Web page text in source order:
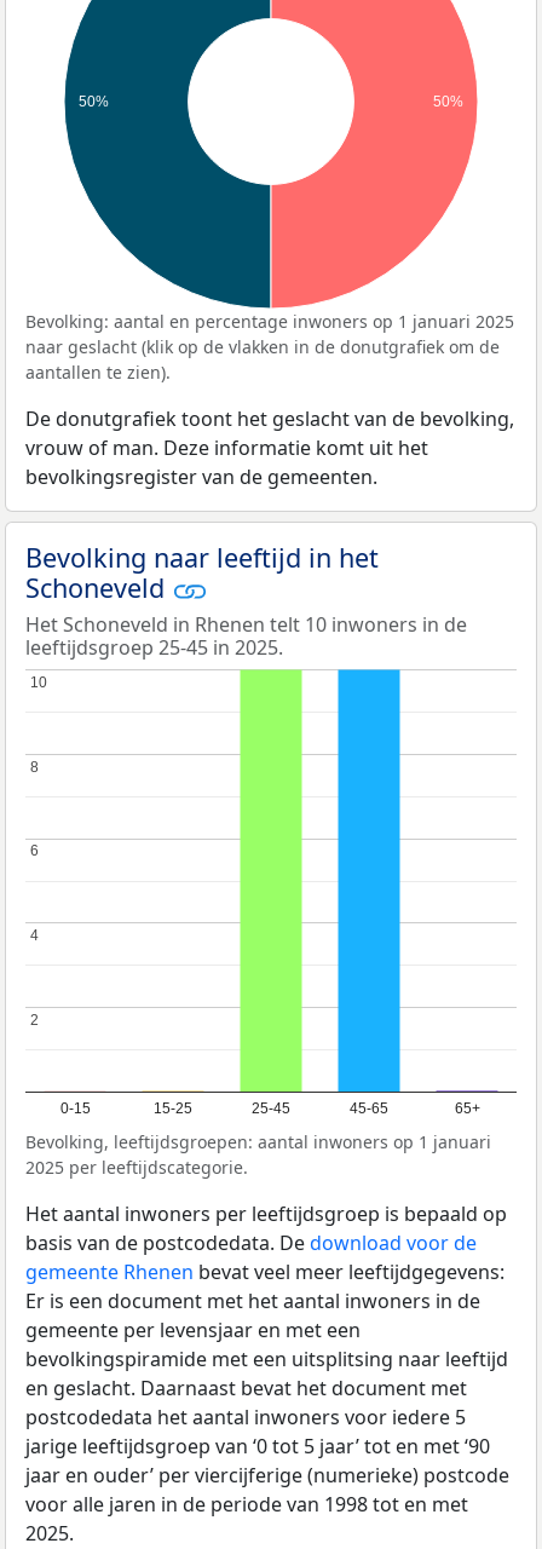
50% 50%
Bevolking: aantal en percentage inwoners op 1 januari 2025
naar geslacht (klik op de vlakken in de donutgrafiek om de
aantallen te zien).
De donutgrafiek toont het geslacht van de bevolking,
vrouw of man. Deze informatie komt uit het
bevolkingsregister van de gemeenten.
Bevolking naar leeftijd in het
Schoneveld
Het Schoneveld in Rhenen telt 10 inwoners in de
leeftijdsgroep 25-45 in 2025.
0-15 15-25 25-45 45-65 65+
2
2
4
4
6
6
8
8
10
10
Bevolking, leeftijdsgroepen: aantal inwoners op 1 januari
2025 per leeftijdscategorie.
Het aantal inwoners per leeftijdsgroep is bepaald op
basis van de postcodedata. Dedownload voor de
gemeente Rhenen bevat veel meer leeftijdgegevens:
Er is een document met het aantal inwoners in de
gemeente per levensjaar en met een
bevolkingspiramide met een uitsplitsing naar leeftijd
en geslacht. Daarnaast bevat het document met
postcodedata het aantal inwoners voor iedere 5
jarige leeftijdsgroep van ‘0 tot 5 jaar’ tot en met ‘90
jaar en ouder’ per viercijferige (numerieke) postcode
voor alle jaren in de periode van 1998 tot en met
2025.